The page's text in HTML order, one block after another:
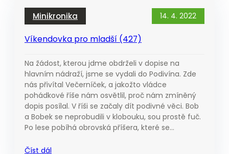
Minikronika 14. 4. 2022
Víkendovka pro mladší (427)
Na žádost, kterou jdme obdrželi v dopise na
hlavním nádraží, jsme se vydali do Podivína. Zde
nás přivítal Večerníček, a jakožto vládce
pohádkové říše nám osvětlil, proč nám zmíněný
dopis posílal. V říši se začaly dít podivné věci. Bob
a Bobek se neprobudili v klobouku, sou prostě fuč.
Po lese pobíhá obrovská příšera, které se…
Číst dál